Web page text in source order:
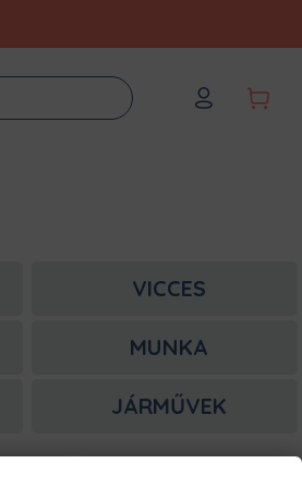
VICCES
MUNKA
JÁRMŰVEK